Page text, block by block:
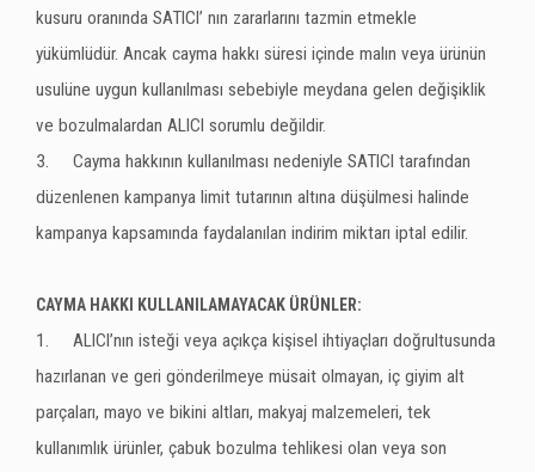
kusuru oranında SATICI’ nın zararlarını tazmin etmekle
yükümlüdür. Ancak cayma hakkı süresi içinde malın veya ürünün
usulüne uygun kullanılması sebebiyle meydana gelen değişiklik
ve bozulmalardan ALICI sorumlu değildir.
3.
Cayma hakkının kullanılması nedeniyle SATICI tarafından
düzenlenen kampanya limit tutarının altına düşülmesi halinde
kampanya kapsamında faydalanılan indirim miktarı iptal edilir.
CAYMA HAKKI KULLANILAMAYACAK ÜRÜNLER:
1.
ALICI’nın isteği veya açıkça kişisel ihtiyaçları doğrultusunda
hazırlanan ve geri gönderilmeye müsait olmayan, iç giyim alt
parçaları, mayo ve bikini altları, makyaj malzemeleri, tek
kullanımlık ürünler, çabuk bozulma tehlikesi olan veya son